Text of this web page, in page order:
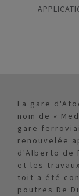
La gare
nom de «
gare
renouvelée
d'Alberto de
et les
toit a été
poutres De